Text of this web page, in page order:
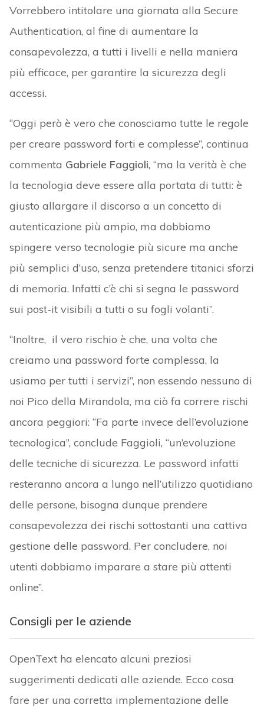
Vorrebbero intitolare una giornata alla Secure
Authentication, al fine di aumentare la
consapevolezza, a tutti i livelli e nella maniera
più efficace, per garantire la sicurezza degli
accessi.
“Oggi però è vero che conosciamo tutte le regole
per creare password forti e complesse”, continua
commenta Gabriele Faggioli, “ma la verità è che
la tecnologia deve essere alla portata di tutti: è
giusto allargare il discorso a un concetto di
autenticazione più ampio, ma dobbiamo
spingere verso tecnologie più sicure ma anche
più semplici d’uso, senza pretendere titanici sforzi
di memoria. Infatti c’è chi si segna le password
sui post-it visibili a tutti o su fogli volanti”.
“Inoltre, il vero rischio è che, una volta che
creiamo una password forte complessa, la
usiamo per tutti i servizi”, non essendo nessuno di
noi Pico della Mirandola, ma ciò fa correre rischi
ancora peggiori: “Fa parte invece dell’evoluzione
tecnologica”, conclude Faggioli, “un’evoluzione
delle tecniche di sicurezza. Le password infatti
resteranno ancora a lungo nell’utilizzo quotidiano
delle persone, bisogna dunque prendere
consapevolezza dei rischi sottostanti una cattiva
gestione delle password. Per concludere, noi
utenti dobbiamo imparare a stare più attenti
online”.
Consigli per le aziende
OpenText ha elencato alcuni preziosi
suggerimenti dedicati alle aziende. Ecco cosa
fare per una corretta implementazione delle